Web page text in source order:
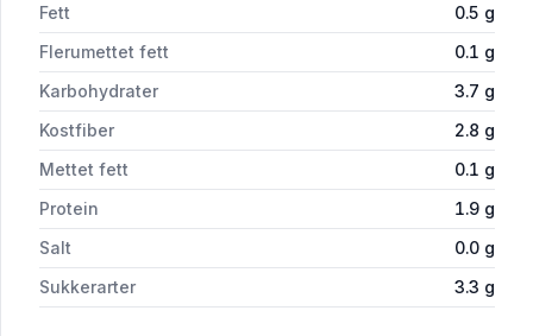
Fett
0.5 g
Flerumettet fett
0.1 g
Karbohydrater
3.7 g
Kostfiber
2.8 g
Mettet fett
0.1 g
Protein
1.9 g
Salt
0.0 g
Sukkerarter
3.3 g